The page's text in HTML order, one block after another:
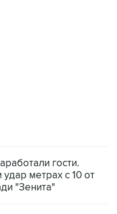
гости.
удар метрах с 10 от
"Зенита"